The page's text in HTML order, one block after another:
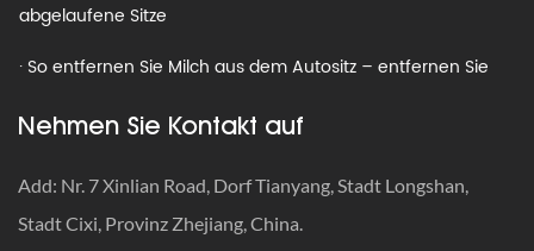
abgelaufene Sitze
· So entfernen Sie Milch aus dem Autositz – entfernen Sie
· So reisen Sie mit einem Autositz: Der ultimative Leitfaden,
bei dem Sicherheit an erster Stelle steht
Nehmen Sie Kontakt auf
Add: Nr. 7 Xinlian Road, Dorf Tianyang, Stadt Longshan,
Stadt Cixi, Provinz Zhejiang, China.